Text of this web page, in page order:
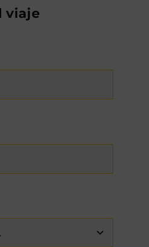
viaje